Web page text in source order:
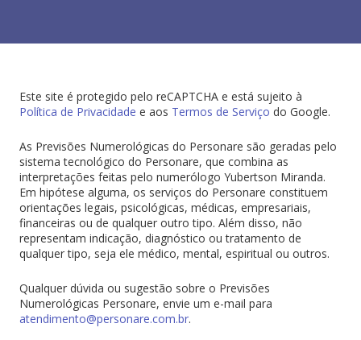
Este site é protegido pelo reCAPTCHA e está sujeito à
Política de Privacidade e aos Termos de Serviço do Google.
As Previsões Numerológicas do Personare são geradas pelo
sistema tecnológico do Personare, que combina as
interpretações feitas pelo numerólogo Yubertson Miranda.
Em hipótese alguma, os serviços do Personare constituem
orientações legais, psicológicas, médicas, empresariais,
financeiras ou de qualquer outro tipo. Além disso, não
representam indicação, diagnóstico ou tratamento de
qualquer tipo, seja ele médico, mental, espiritual ou outros.
Qualquer dúvida ou sugestão sobre o Previsões
Numerológicas Personare, envie um e-mail para
atendimento@personare.com.br.